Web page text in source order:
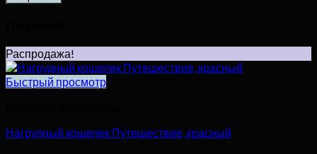
Распродажа!
Быстрый просмотр
Нагрудный кошелек Путешествие, красный